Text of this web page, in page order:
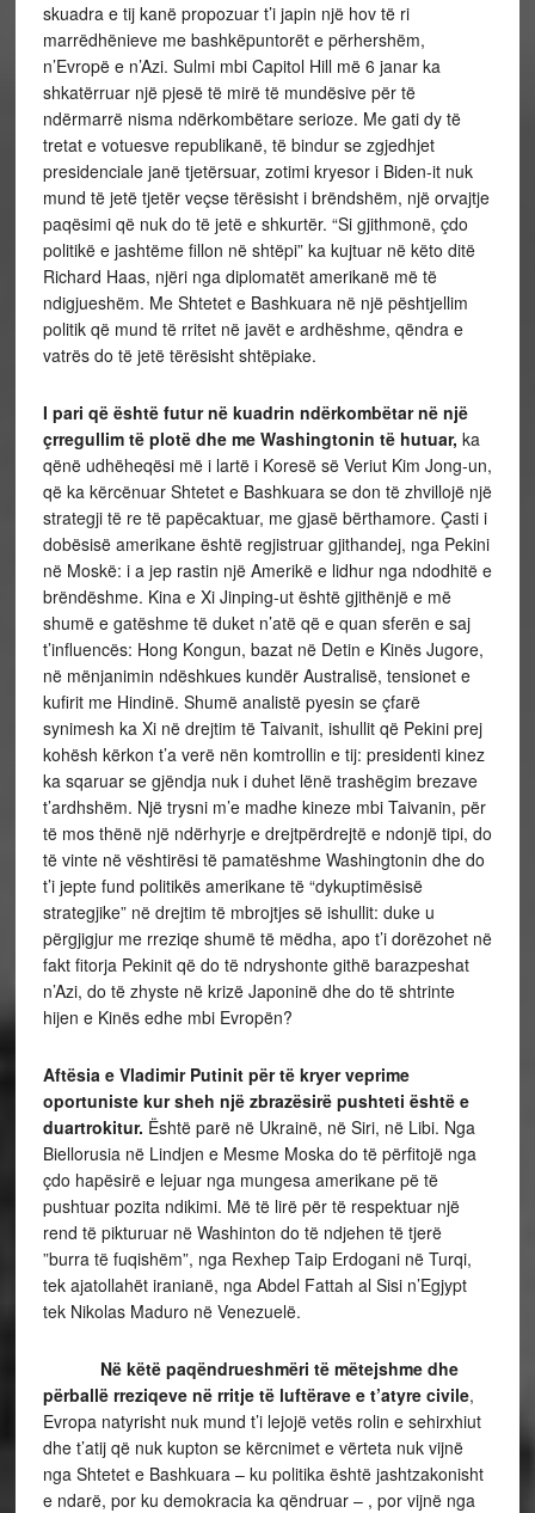
skuadra e tij kanë propozuar t’i japin një hov të ri
marrëdhënieve me bashkëpuntorët e përhershëm,
n’Evropë e n’Azi. Sulmi mbi Capitol Hill më 6 janar ka
shkatërruar një pjesë të mirë të mundësive për të
ndërmarrë nisma ndërkombëtare serioze. Me gati dy të
tretat e votuesve republikanë, të bindur se zgjedhjet
presidenciale janë tjetërsuar, zotimi kryesor i Biden-it nuk
mund të jetë tjetër veçse tërësisht i brëndshëm, një orvajtje
paqësimi që nuk do të jetë e shkurtër. “Si gjithmonë, çdo
politikë e jashtëme fillon në shtëpi” ka kujtuar në këto ditë
Richard Haas, njëri nga diplomatët amerikanë më të
ndigjueshëm. Me Shtetet e Bashkuara në një pështjellim
politik që mund të rritet në javët e ardhëshme, qëndra e
vatrës do të jetë tërësisht shtëpiake.
I pari që është futur në kuadrin ndërkombëtar në një
çrregullim të plotë dhe me Washingtonin të hutuar, ka
qënë udhëheqësi më i lartë i Koresë së Veriut Kim Jong-un,
që ka kërcënuar Shtetet e Bashkuara se don të zhvillojë një
strategji të re të papëcaktuar, me gjasë bërthamore. Çasti i
dobësisë amerikane është regjistruar gjithandej, nga Pekini
në Moskë: i a jep rastin një Amerikë e lidhur nga ndodhitë e
brëndëshme. Kina e Xi Jinping-ut është gjithënjë e më
shumë e gatëshme të duket n’atë që e quan sferën e saj
t’influencës: Hong Kongun, bazat në Detin e Kinës Jugore,
në mënjanimin ndëshkues kundër Australisë, tensionet e
kufirit me Hindinë. Shumë analistë pyesin se çfarë
synimesh ka Xi në drejtim të Taivanit, ishullit që Pekini prej
kohësh kërkon t’a verë nën komtrollin e tij: presidenti kinez
ka sqaruar se gjëndja nuk i duhet lënë trashëgim brezave
t’ardhshëm. Një trysni m’e madhe kineze mbi Taivanin, për
të mos thënë një ndërhyrje e drejtpërdrejtë e ndonjë tipi, do
të vinte në vështirësi të pamatëshme Washingtonin dhe do
t’i jepte fund politikës amerikane të “dykuptimësisë
strategjike” në drejtim të mbrojtjes së ishullit: duke u
përgjigjur me rreziqe shumë të mëdha, apo t’i dorëzohet në
fakt fitorja Pekinit që do të ndryshonte githë barazpeshat
n’Azi, do të zhyste në krizë Japoninë dhe do të shtrinte
hijen e Kinës edhe mbi Evropën?
Aftësia e Vladimir Putinit për të kryer veprime
oportuniste kur sheh një zbrazësirë pushteti është e
duartrokitur. Është parë në Ukrainë, në Siri, në Libi. Nga
Biellorusia në Lindjen e Mesme Moska do të përfitojë nga
çdo hapësirë e lejuar nga mungesa amerikane pë të
pushtuar pozita ndikimi. Më të lirë për të respektuar një
rend të pikturuar në Washinton do të ndjehen të tjerë
”burra të fuqishëm”, nga Rexhep Taip Erdogani në Turqi,
tek ajatollahët iranianë, nga Abdel Fattah al Sisi n’Egjypt
tek Nikolas Maduro në Venezuelë.
Në këtë paqëndrueshmëri të mëtejshme dhe
përballë rreziqeve në rritje të luftërave e t’atyre civile,
Evropa natyrisht nuk mund t’i lejojë vetës rolin e sehirxhiut
dhe t’atij që nuk kupton se kërcnimet e vërteta nuk vijnë
nga Shtetet e Bashkuara – ku politika është jashtzakonisht
e ndarë, por ku demokracia ka qëndruar – , por vijnë nga